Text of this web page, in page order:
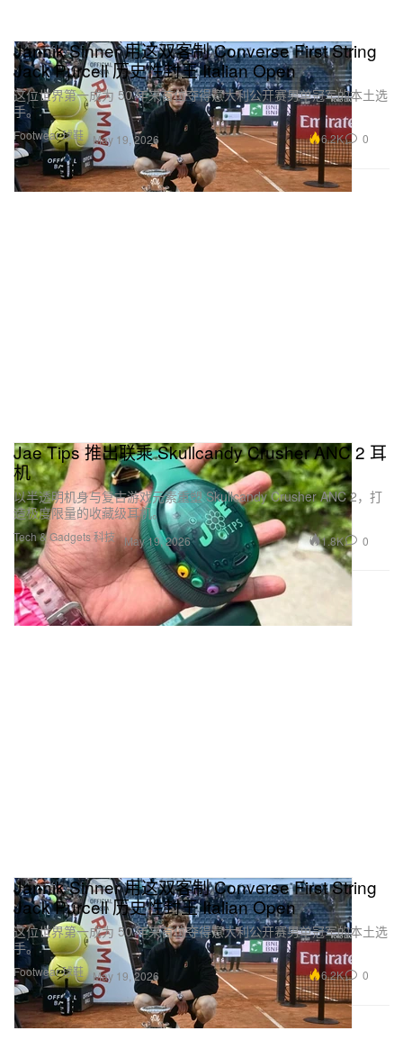
Footwear 球鞋
Jannik Sinner 用这双客制 Converse First String
Jack Purcell 历史性封王 Italian Open
这位世界第一成为 50 年来首位夺得意大利公开赛男单冠军的本土选
手。
May 19, 2026 6.2K 0
Tech & Gadgets 科技
Jae Tips 推出联乘 Skullcandy Crusher ANC 2 耳
机
以半透明机身与复古游戏元素重塑 Skullcandy Crusher ANC 2，打
造极度限量的收藏级耳机。
May 19, 2026 1.8K 0
Footwear 球鞋
Jannik Sinner 用这双客制 Converse First String
Jack Purcell 历史性封王 Italian Open
这位世界第一成为 50 年来首位夺得意大利公开赛男单冠军的本土选
手。
May 19, 2026 6.2K 0